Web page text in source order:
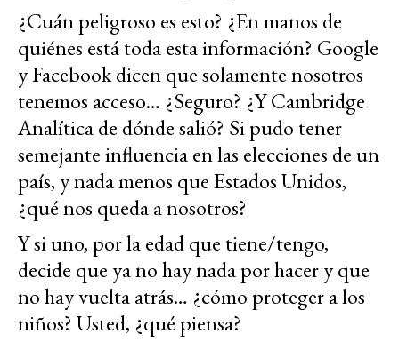
¿Cuán peligroso es esto? ¿En manos de
quiénes está toda esta información? Google
y Facebook dicen que solamente nosotros
tenemos acceso… ¿Seguro? ¿Y Cambridge
Analítica de dónde salió? Si pudo tener
semejante influencia en las elecciones de un
país, y nada menos que Estados Unidos,
¿qué nos queda a nosotros?
Y si uno, por la edad que tiene/tengo,
decide que ya no hay nada por hacer y que
no hay vuelta atrás… ¿cómo proteger a los
niños? Usted, ¿qué piensa?